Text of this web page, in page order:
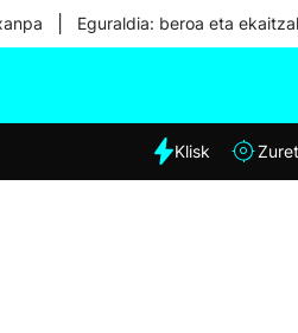
Eguraldia: beroa eta
Eguraldia
Klisk